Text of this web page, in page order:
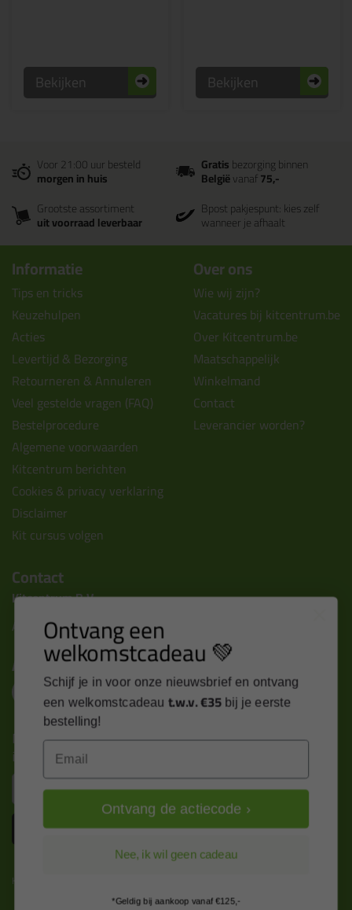
Bekijken Bekijken
Voor 21:00 uur besteld
morgen in huis
Gratisbezorging binnen
Belgiëvanaf75,-
Grootste assortiment
uit voorraad leverbaar
Bpost pakjespunt: kies zelf
wanneer je afhaalt
Informatie
Tips en tricks
Keuzehulpen
Acties
Levertijd & Bezorging
Retourneren & Annuleren
Veel gestelde vragen (FAQ)
Bestelprocedure
Algemene voorwaarden
Kitcentrum berichten
Cookies & privacy verklaring
Disclaimer
Kit cursus volgen
Over ons
Wie wij zijn?
Vacatures bij kitcentrum.be
Over Kitcentrum.be
Maatschappelijk
Winkelmand
Contact
Leverancier worden?
Contact
Kitcentrum B.V.
Alle contactgegevens >
Altijd op de hoogte blijven?
Nieuws, tips en exclusieve deals rechtstreeks in je
inbox
Inschrijven
Kitcentrum is trots op:
Ontvang een
welkomstcadeau 💚
Schijf je in voor onze nieuwsbrief en ontvang
een welkomstcadeau t.w.v. €35 bij je eerste
bestelling!
Ontvang de actiecode ›
Nee, ik wil geen cadeau
*Geldig bij aankoop vanaf €125,-